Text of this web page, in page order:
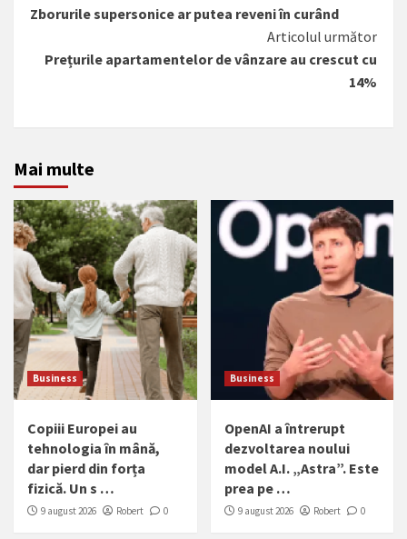
mai
mult
Zborurile supersonice ar putea reveni în curând
Articolul următor
Prețurile apartamentelor de vânzare au crescut cu
14%
Mai multe
Business
Copiii Europei au
tehnologia în mână,
dar pierd din forța
fizică. Un s …
9 august 2026 Robert 0
Business
OpenAI a întrerupt
dezvoltarea noului
model A.I. „Astra”. Este
prea pe …
9 august 2026 Robert 0